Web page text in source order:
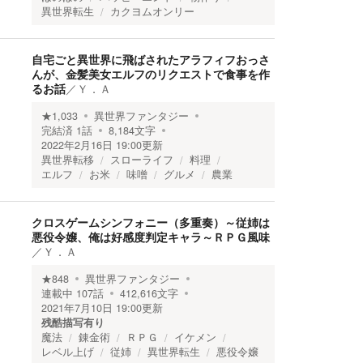
異世界転生
カクヨムオンリー
自宅ごと異世界に飛ばされたアラフィフおっさ
んが、金髪美女エルフのリクエストで食事を作
るお話／ Ｙ．Ａ
★1,033
異世界ファンタジー
完結済 1話 8,184文字
2022年2月16日 19:00更新
異世界転移
スローライフ
料理
エルフ
お米 味噌 グルメ 農業
クロスゲームシンフォニー（多重奏）～従姉は
悪役令嬢、俺は好感度判定キャラ～ＲＰＧ風味
／ Ｙ．Ａ
★848
異世界ファンタジー
連載中 107話 412,616文字
2021年7月10日 19:00更新
残酷描写有り
魔法
錬金術 ＲＰＧ
イケメン
レベル上げ
従姉 異世界転生 悪役令嬢